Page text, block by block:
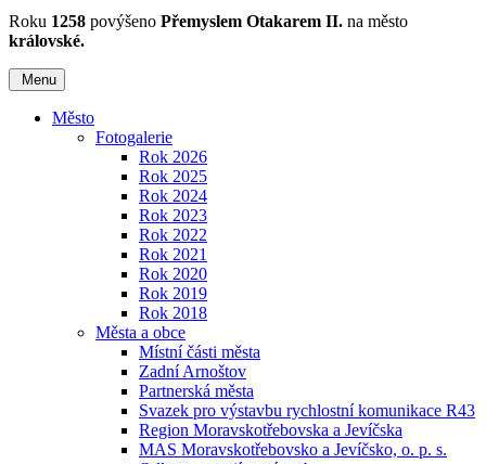
Roku 1258 povýšeno Přemyslem Otakarem II. na město
královské.
Menu
Město
Fotogalerie
Rok 2026
Rok 2025
Rok 2024
Rok 2023
Rok 2022
Rok 2021
Rok 2020
Rok 2019
Rok 2018
Města a obce
Místní části města
Zadní Arnoštov
Partnerská města
Svazek pro výstavbu rychlostní komunikace R43
Region Moravskotřebovska a Jevíčska
MAS Moravskotřebovsko a Jevíčsko, o. p. s.